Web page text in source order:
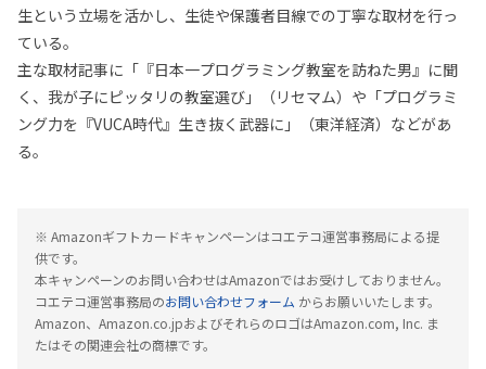
生という立場を活かし、生徒や保護者目線での丁寧な取材を行っ
ている。
主な取材記事に「『日本一プログラミング教室を訪ねた男』に聞
く、我が子にピッタリの教室選び」（リセマム）や「プログラミ
ング力を『VUCA時代』生き抜く武器に」（東洋経済）などがあ
る。
※ Amazonギフトカードキャンペーンはコエテコ運営事務局による提
供です。
本キャンペーンのお問い合わせはAmazonではお受けしておりません。
コエテコ運営事務局のお問い合わせフォーム からお願いいたします。
Amazon、Amazon.co.jpおよびそれらのロゴはAmazon.com, Inc. ま
たはその関連会社の商標です。